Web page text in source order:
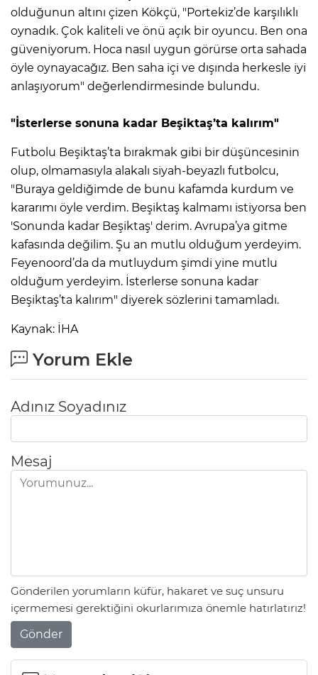
olduğunun altını çizen Kökçü, "Portekiz’de karşılıklı
oynadık. Çok kaliteli ve önü açık bir oyuncu. Ben ona
güveniyorum. Hoca nasıl uygun görürse orta sahada
öyle oynayacağız. Ben saha içi ve dışında herkesle iyi
anlaşıyorum" değerlendirmesinde bulundu.
"İsterlerse sonuna kadar Beşiktaş’ta kalırım"
Futbolu Beşiktaş’ta bırakmak gibi bir düşüncesinin
olup, olmamasıyla alakalı siyah-beyazlı futbolcu,
"Buraya geldiğimde de bunu kafamda kurdum ve
kararımı öyle verdim. Beşiktaş kalmamı istiyorsa ben
'Sonunda kadar Beşiktaş' derim. Avrupa’ya gitme
kafasında değilim. Şu an mutlu olduğum yerdeyim.
Feyenoord’da da mutluydum şimdi yine mutlu
olduğum yerdeyim. İsterlerse sonuna kadar
Beşiktaş’ta kalırım" diyerek sözlerini tamamladı.
Kaynak: İHA
Yorum Ekle
Adınız Soyadınız
Mesaj
Gönderilen yorumların küfür, hakaret ve suç unsuru
içermemesi gerektiğini okurlarımıza önemle hatırlatırız!
Gönder